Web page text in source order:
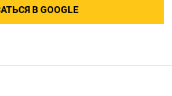
В GOOGLE